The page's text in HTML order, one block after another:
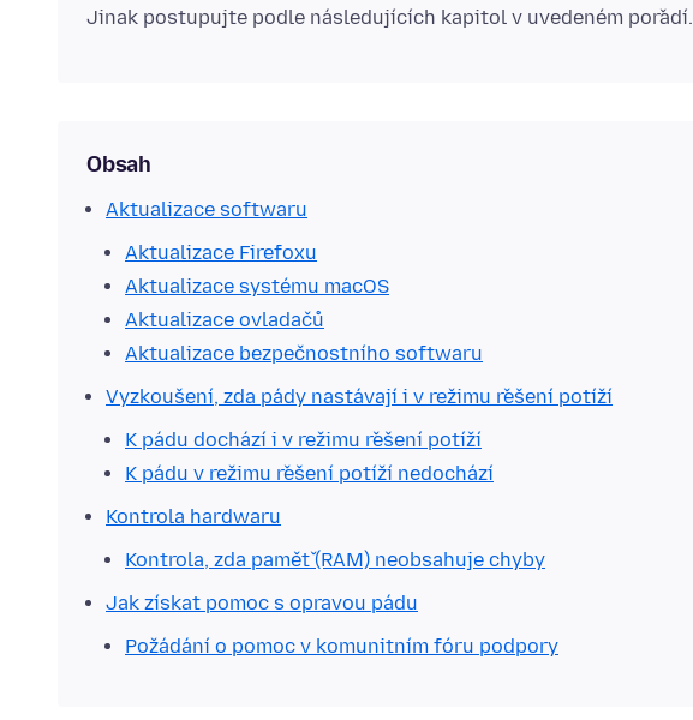
Jinak postupujte podle následujících kapitol v uvedeném pořadí.
Obsah
Aktualizace softwaru
Aktualizace Firefoxu
Aktualizace systému macOS
Aktualizace ovladačů
Aktualizace bezpečnostního softwaru
Vyzkoušení, zda pády nastávají i v režimu řešení potíží
K pádu dochází i v režimu řešení potíží
K pádu v režimu řešení potíží nedochází
Kontrola hardwaru
Kontrola, zda paměť (RAM) neobsahuje chyby
Jak získat pomoc s opravou pádu
Požádání o pomoc v komunitním fóru podpory